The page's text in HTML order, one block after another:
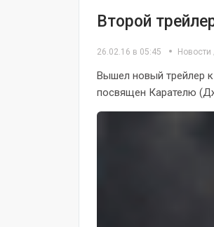
Второй
26.02.16 в 05:45 Новости
Вышел новый трейлер
посвящен Карателю